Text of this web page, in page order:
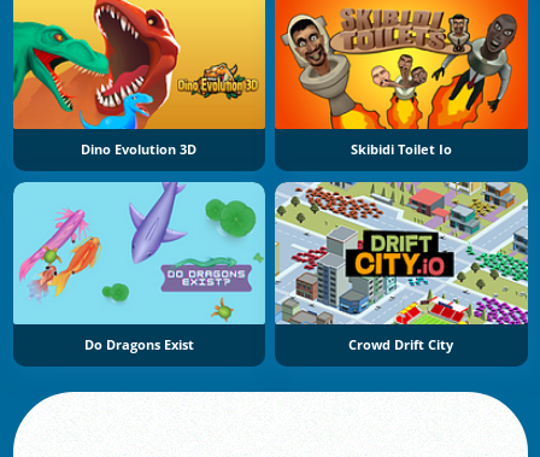
Dino Evolution 3D Skibidi Toilet Io
Do Dragons Exist Crowd Drift City